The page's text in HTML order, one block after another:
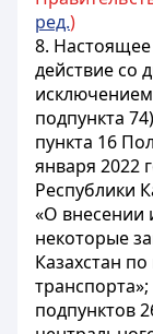
ред.)
8. Настоящее
действие со
подпункта
пункта 16
января 2022
Республики
«О внесении
некоторые
Казахстан
транспорта»;
подпунктов